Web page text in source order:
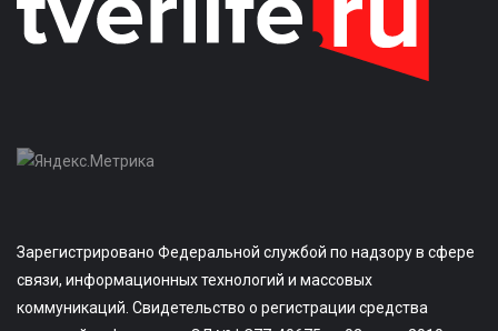
Зарегистрировано Федеральной службой по надзору в сфере
связи, информационных технологий и массовых
коммуникаций. Свидетельство о регистрации средства